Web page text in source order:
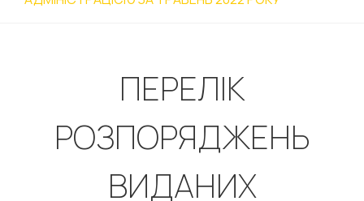
ПЕРЕЛІК
РОЗПОРЯДЖЕНЬ
ВИДАНИХ